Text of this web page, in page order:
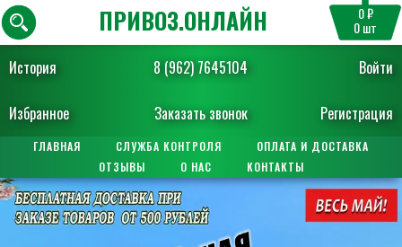
История 8 (962) 7645104 Войти
Избранное Заказать звонок Регистрация
ПРИВОЗ.ОНЛАЙН 0 ₽
0шт
ГЛАВНАЯ СЛУЖБА КОНТРОЛЯ
ОПЛАТА И ДОСТАВКА
ОТЗЫВЫ
О НАС КОНТАКТЫ